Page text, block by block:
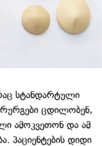
სტანდარტული
ცდილობენ,
ამოკვეთონ და ამ
პაციენტების დიდი